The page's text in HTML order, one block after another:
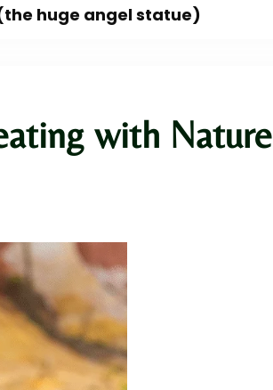
huge angel statue)
with Nature